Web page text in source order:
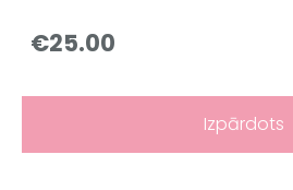
€25.00
Izpārdots